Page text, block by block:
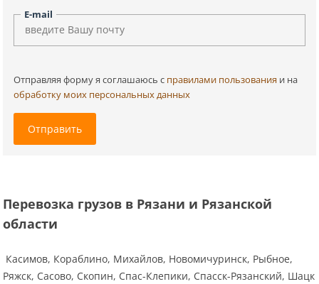
E-mail
Отправляя форму я соглашаюсь c правилами пользования и на
обработку моих персональных данных
Отправить
Перевозка грузов в Рязани и Рязанской
области
Касимов, Кораблино, Михайлов, Новомичуринск, Рыбное,
Ряжск, Сасово, Скопин, Спас-Клепики, Спасск-Рязанский, Шацк